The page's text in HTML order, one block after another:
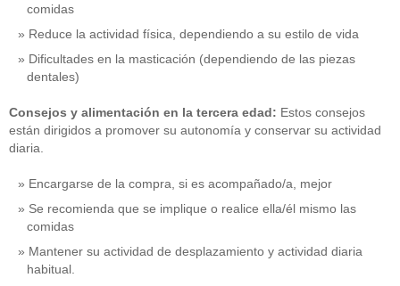
comidas
Reduce la actividad física, dependiendo a su estilo de vida
Dificultades en la masticación (dependiendo de las piezas
dentales)
Consejos y alimentación en la tercera edad: Estos consejos
están dirigidos a promover su autonomía y conservar su actividad
diaria.
Encargarse de la compra, si es acompañado/a, mejor
Se recomienda que se implique o realice ella/él mismo las
comidas
Mantener su actividad de desplazamiento y actividad diaria
habitual.